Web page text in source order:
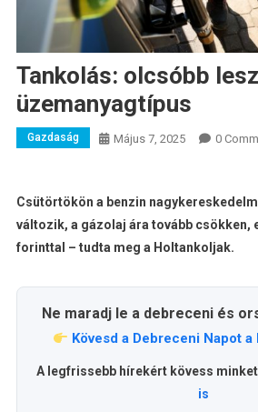
Tankolás: olcsóbb
üzemanyagtípus
Gazdaság Május 7, 2025 0
Csütörtökön a benzin
változik, a gázolaj ára tovább csökken,
forinttal – tudta meg a Holtankoljak.
Ne maradj le a debreceni és
Kövesd a Debreceni Napot a
A legfrissebb hírekért kövess minket
is